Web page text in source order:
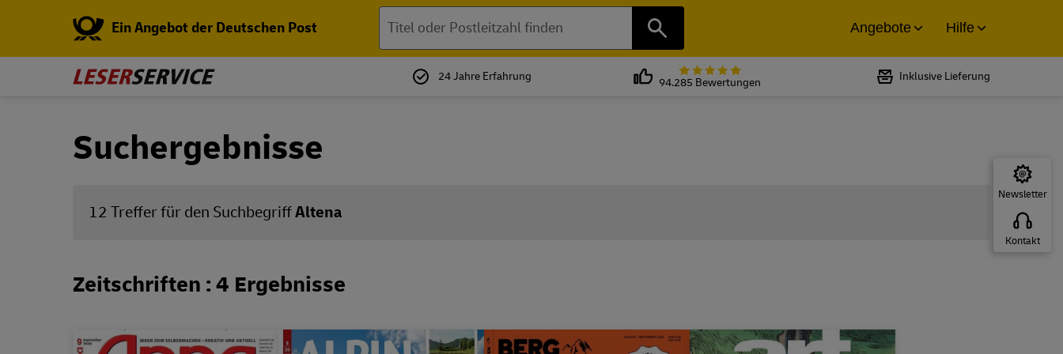
Ein Angebot der Deutschen Post
Suchen
Angebote Hilfe
24 Jahre Erfahrung
Bewertet mit 5 von 5 Sternen bei
94.285 Bewertungen
Inklusive Lieferung
Newsletter
Kontakt
Suchergebnisse
12 Treffer für den SuchbegriffAltena
Zeitschriften : 4 Ergebnisse